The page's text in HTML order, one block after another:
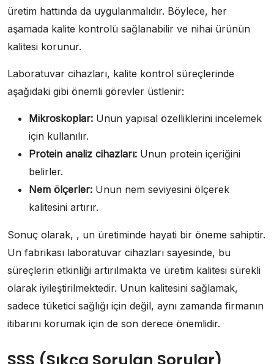
üretim hattında da uygulanmalıdır. Böylece, her
aşamada kalite kontrolü sağlanabilir ve nihai ürünün
kalitesi korunur.
Laboratuvar cihazları, kalite kontrol süreçlerinde
aşağıdaki gibi önemli görevler üstlenir:
Mikroskoplar: Unun yapısal özelliklerini incelemek
için kullanılır.
Protein analiz cihazları: Unun protein içeriğini
belirler.
Nem ölçerler: Unun nem seviyesini ölçerek
kalitesini artırır.
Sonuç olarak, , un üretiminde hayati bir öneme sahiptir.
Un fabrikası laboratuvar cihazları sayesinde, bu
süreçlerin etkinliği artırılmakta ve üretim kalitesi sürekli
olarak iyileştirilmektedir. Unun kalitesini sağlamak,
sadece tüketici sağlığı için değil, aynı zamanda firmanın
itibarını korumak için de son derece önemlidir.